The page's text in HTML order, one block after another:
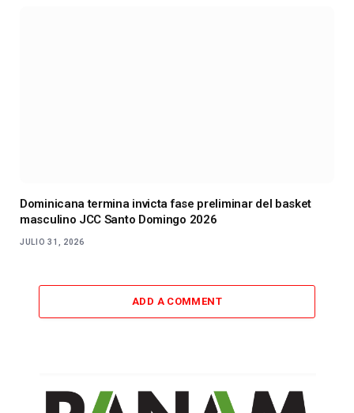
Dominicana termina invicta fase preliminar del basket
masculino JCC Santo Domingo 2026
JULIO 31, 2026
ADD A COMMENT